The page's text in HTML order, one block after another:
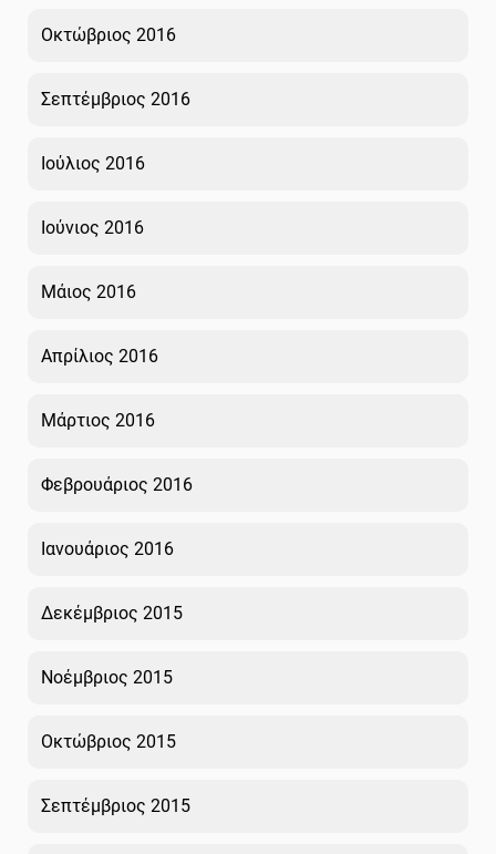
Οκτώβριος 2016
Σεπτέμβριος 2016
Ιούλιος 2016
Ιούνιος 2016
Μάιος 2016
Απρίλιος 2016
Μάρτιος 2016
Φεβρουάριος 2016
Ιανουάριος 2016
Δεκέμβριος 2015
Νοέμβριος 2015
Οκτώβριος 2015
Σεπτέμβριος 2015